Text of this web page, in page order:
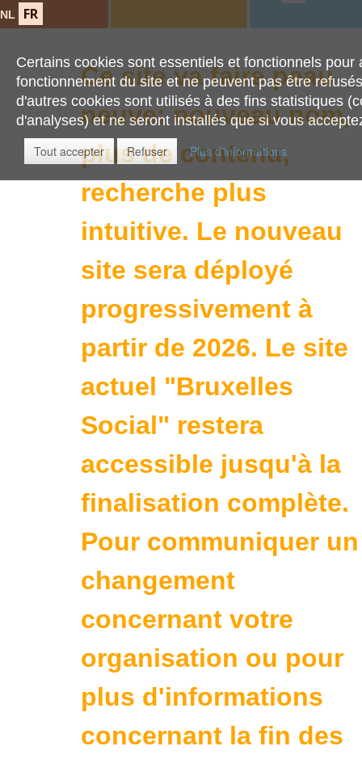
NL FR
Certains cookies sont essentiels et fonctionnels pour
fonctionnement du site et ne peuvent pas être
d'autres cookies sont utilisés à des fins statistiques
d'analyses) et ne seront installés que si vous
Tout accepter
Refuser Plus d'informations
Ce site va faire peau
neuve: nouveau nom,
plus de contenu,
recherche plus
intuitive. Le nouveau
site sera déployé
progressivement à
partir de 2026. Le site
actuel "Bruxelles
Social" restera
accessible jusqu'à la
finalisation complète.
Pour communiquer un
changement
concernant votre
organisation ou pour
plus d'informations
concernant la fin des